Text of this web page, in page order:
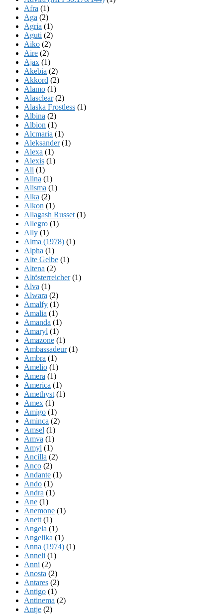
Afra (1)
Aga (2)
Agria (1)
Aguti (2)
Aiko (2)
Aire (2)
Ajax (1)
Akebia (2)
Akkord (2)
Alamo (1)
Alasclear(2)
Alaska Frostless (1)
Albina (2)
Albion (1)
Alcmaria (1)
Aleksander(1)
Alexa (1)
Alexis (1)
Ali (1)
Alina (1)
Alisma (1)
Alka (2)
Alkon (1)
Allagash Russet (1)
Allegro (1)
Ally (1)
Alma (1978) (1)
Alpha (1)
Alte Gelbe (1)
Altena (2)
Altösterreicher(1)
Alva (1)
Alwara (2)
Amalfy (1)
Amalia (1)
Amanda (1)
Amaryl (1)
Amazone (1)
Ambassadeur(1)
Ambra (1)
Amelio (1)
Amera (1)
America (1)
Amethyst (1)
Amex (1)
Amigo (1)
Aminca (2)
Amsel (1)
Amva (1)
Amyl (1)
Ancilla (2)
Anco (2)
Andante (1)
Ando (1)
Andra (1)
Ane (1)
Anemone (1)
Anett (1)
Angela (1)
Angelika (1)
Anna (1974) (1)
Anneli (1)
Anni (2)
Anosta (2)
Antares (2)
Antigo (1)
Antinema (2)
Antje (2)